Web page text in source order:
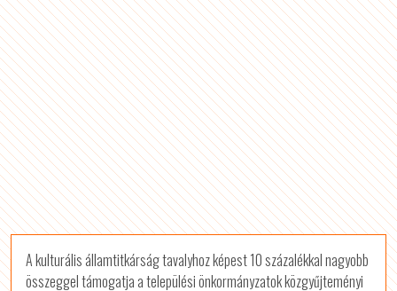
A kulturális államtitkárság tavalyhoz képest 10 százalékkal nagyobb
összeggel támogatja a települési önkormányzatok közgyűjteményi